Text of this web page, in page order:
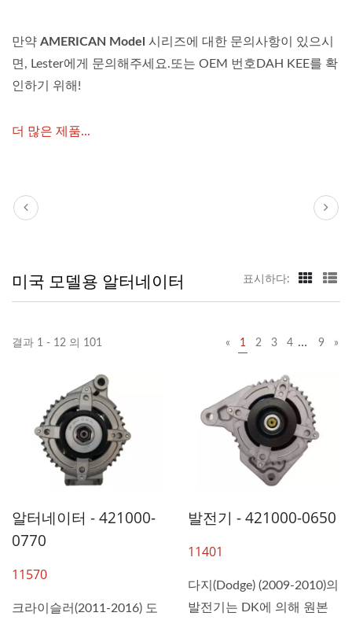
만약 AMERICAN Model 시리즈에 대한 문의사항이 있으시
면, Lester에게 문의해주세요.또는 OEM 번호DAH KEE를 확
인하기 위해!
더 많은 제품...
미국 모델용 알터네이터 표시하다:
결과 1 - 12 의 101 « 1 2 3 4 … 9 »
알터네이터 - 421000-
0770
11570
크라이슬러(2011-2016) 도
발전기 - 421000-0650
11401
다지(Dodge) (2009-2010)의
발전기는 DK에 의해 원본